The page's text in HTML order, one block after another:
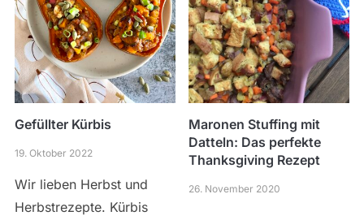
Gefüllter Kürbis
19. Oktober 2022
Wir lieben Herbst und
Herbstrezepte. Kürbis
Maronen Stuffing mit
Datteln: Das perfekte
Thanksgiving Rezept
26. November 2020